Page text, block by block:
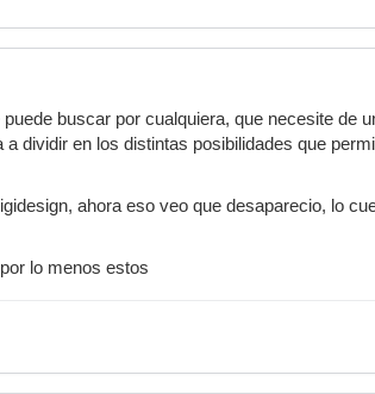
buscar por cualquiera, que necesite de
dividir en los distintas posibilidades que
ahora eso veo que desaparecio, lo
lo menos estos